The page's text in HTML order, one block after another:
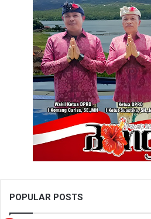
POPULAR POSTS